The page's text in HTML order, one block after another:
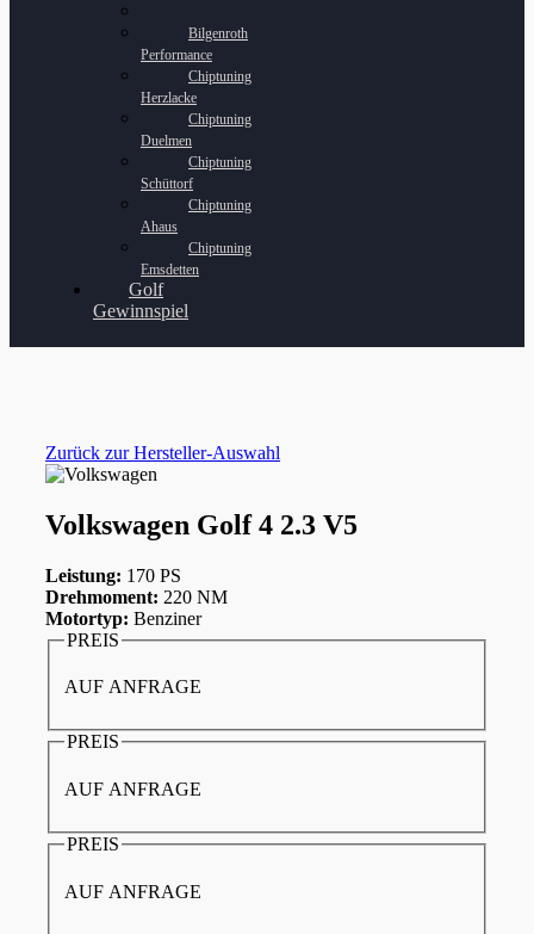
Bilgenroth
Performance
Chiptuning
Herzlacke
Chiptuning
Duelmen
Chiptuning
Schüttorf
Chiptuning
Ahaus
Chiptuning
Emsdetten
Golf
Gewinnspiel
Zurück zur Hersteller-Auswahl
Volkswagen Golf 4 2.3 V5
Leistung: 170 PS
Drehmoment: 220 NM
Motortyp: Benziner
PREIS
AUF ANFRAGE
PREIS
AUF ANFRAGE
PREIS
AUF ANFRAGE